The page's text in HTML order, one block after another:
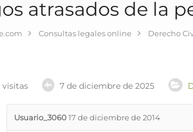
atrasados de la
Consultas legales online Derecho
visitas 7 de diciembre de 2025
Usuario_306017 de diciembre de 2014